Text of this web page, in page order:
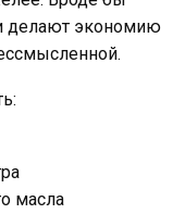
делают экономию
масла